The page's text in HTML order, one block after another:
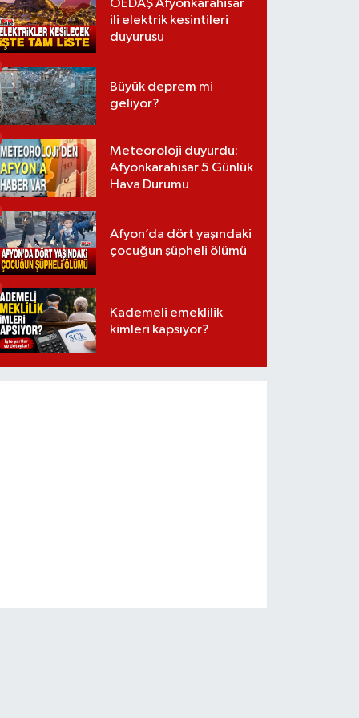
OEDAŞ Afyonkarahisar
ili elektrik kesintileri
duyurusu
Büyük deprem mi
geliyor?
Meteoroloji duyurdu:
Afyonkarahisar 5 Günlük
Hava Durumu
Afyon’da dört yaşındaki
çocuğun şüpheli ölümü
Kademeli emeklilik
kimleri kapsıyor?